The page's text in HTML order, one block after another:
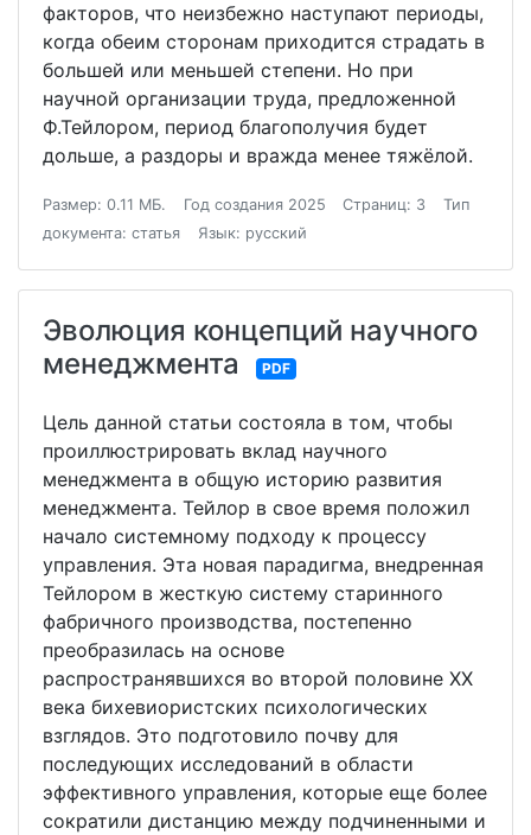
факторов, что неизбежно наступают периоды,
когда обеим сторонам приходится страдать в
большей или меньшей степени. Но при
научной организации труда, предложенной
Ф.Тейлором, период благополучия будет
дольше, а раздоры и вражда менее тяжёлой.
Размер: 0.11 МБ. Год создания 2025 Страниц: 3
Тип
документа: статья
Язык: русский
Эволюция концепций научного
менеджмента
PDF
Цель данной статьи состояла в том, чтобы
проиллюстрировать вклад научного
менеджмента в общую историю развития
менеджмента. Тейлор в свое время положил
начало системному подходу к процессу
управления. Эта новая парадигма, внедренная
Тейлором в жесткую систему старинного
фабричного производства, постепенно
преобразилась на основе
распространявшихся во второй половине XX
века бихевиористских психологических
взглядов. Это подготовило почву для
последующих исследований в области
эффективного управления, которые еще более
сократили дистанцию между подчиненными и